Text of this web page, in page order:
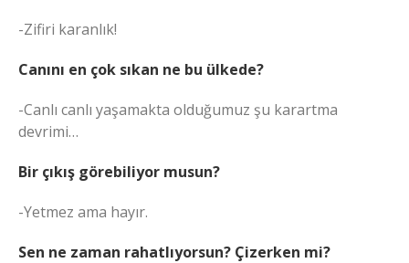
-Zifiri karanlık!
Canını en çok sıkan ne bu ülkede?
-Canlı canlı yaşamakta olduğumuz şu karartma
devrimi…
Bir çıkış görebiliyor musun?
-Yetmez ama hayır.
Sen ne zaman rahatlıyorsun? Çizerken mi?